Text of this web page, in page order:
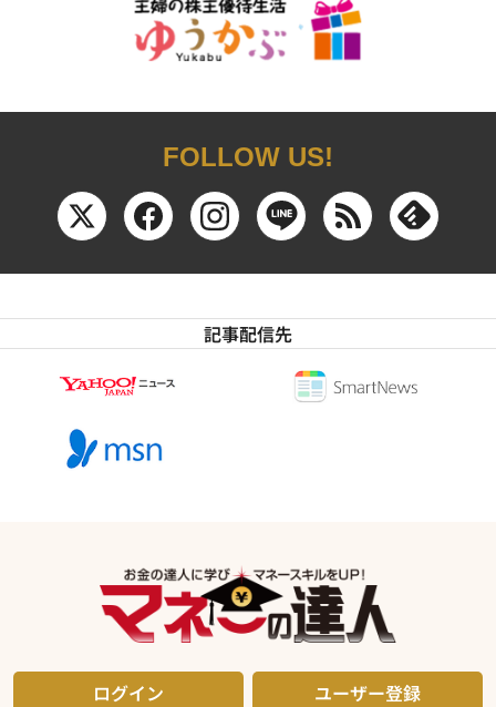
FOLLOW US!
記事配信先
ログイン ユーザー登録